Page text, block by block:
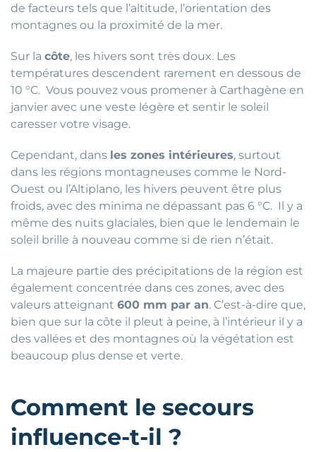
de facteurs tels que l’altitude, l’orientation des
montagnes ou la proximité de la mer.
Sur la côte, les hivers sont très doux. Les
températures descendent rarement en dessous de
10 °C. Vous pouvez vous promener à Carthagène en
janvier avec une veste légère et sentir le soleil
caresser votre visage.
Cependant, dans les zones intérieures, surtout
dans les régions montagneuses comme le Nord-
Ouest ou l’Altiplano, les hivers peuvent être plus
froids, avec des minima ne dépassant pas 6 °C. Il y a
même des nuits glaciales, bien que le lendemain le
soleil brille à nouveau comme si de rien n’était.
La majeure partie des précipitations de la région est
également concentrée dans ces zones, avec des
valeurs atteignant 600 mm par an. C’est-à-dire que,
bien que sur la côte il pleut à peine, à l’intérieur il y a
des vallées et des montagnes où la végétation est
beaucoup plus dense et verte.
Comment le secours
influence-t-il ?